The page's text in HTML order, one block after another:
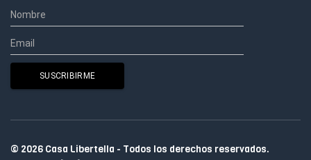
© 2026 Casa Libertella - Todos los derechos reservados.